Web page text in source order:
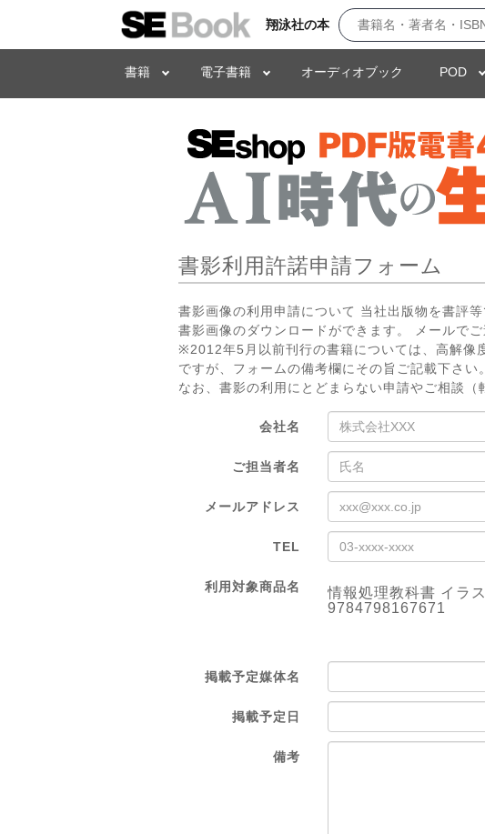
翔泳社の本
書籍 電子書籍 オーディオブック POD
書影利用許諾申請フォーム
書影画像の利用申請について 当社出版物を書評
書影画像のダウンロードができます。 メールで
※2012年5月以前刊行の書籍については、高解像
ですが、フォームの備考欄にその旨ご記載下さい
なお、書影の利用にとどまらない申請やご相談（
会社名
ご担当者名
メールアドレス
TEL
利用対象商品名
情報処理教科書 イラ
9784798167671
掲載予定媒体名
掲載予定日
備考